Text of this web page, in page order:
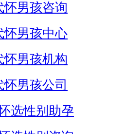
怀男孩咨询
怀男孩中心
怀男孩机构
怀男孩公司
选性别助孕